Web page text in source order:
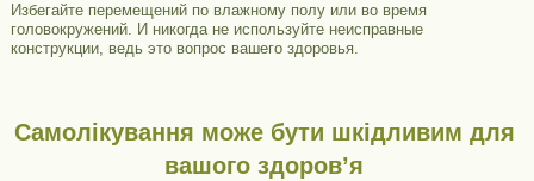
Избегайте перемещений по влажному полу или во время
головокружений. И никогда не используйте неисправные
конструкции, ведь это вопрос вашего здоровья.
Самолікування може бути шкідливим для
вашого здоров’я